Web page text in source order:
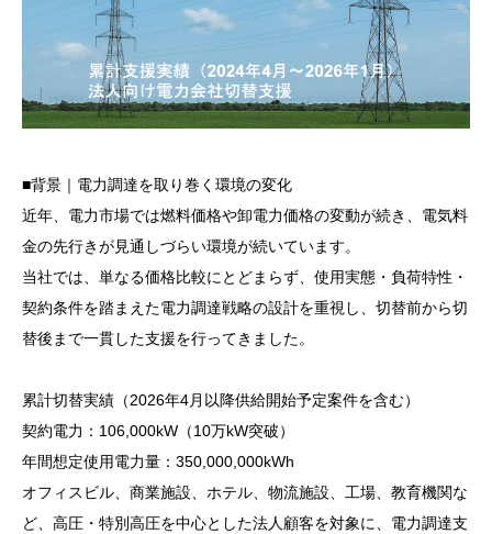
■背景｜電力調達を取り巻く環境の変化
近年、電力市場では燃料価格や卸電力価格の変動が続き、電気料
金の先行きが見通しづらい環境が続いています。
当社では、単なる価格比較にとどまらず、使用実態・負荷特性・
契約条件を踏まえた電力調達戦略の設計を重視し、切替前から切
替後まで一貫した支援を行ってきました。
累計切替実績（2026年4月以降供給開始予定案件を含む）
契約電力：106,000kW（10万kW突破）
年間想定使用電力量：350,000,000kWh
オフィスビル、商業施設、ホテル、物流施設、工場、教育機関な
ど、高圧・特別高圧を中心とした法人顧客を対象に、電力調達支